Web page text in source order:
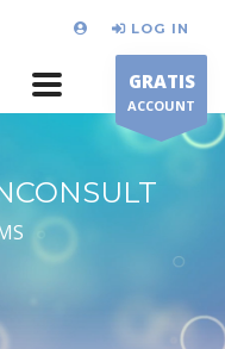
LOG IN
GRATIS
ACCOUNT